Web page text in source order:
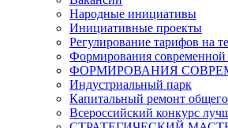
Народные инициативы
Инициативные проекты
Регулирование тарифов на
Формирования современной
ФОРМИРОВАНИЯ
Индустриальный парк
Капитальный ремонт
Всероссийский конкурс